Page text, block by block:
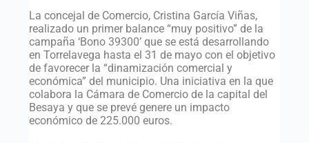
La concejal de Comercio, Cristina García Viñas,
realizado un primer balance “muy positivo” de la
campaña ‘Bono 39300’ que se está desarrollando
en Torrelavega hasta el 31 de mayo con el objetivo
de favorecer la “dinamización comercial y
económica” del municipio. Una iniciativa en la que
colabora la Cámara de Comercio de la capital del
Besaya y que se prevé genere un impacto
económico de 225.000 euros.